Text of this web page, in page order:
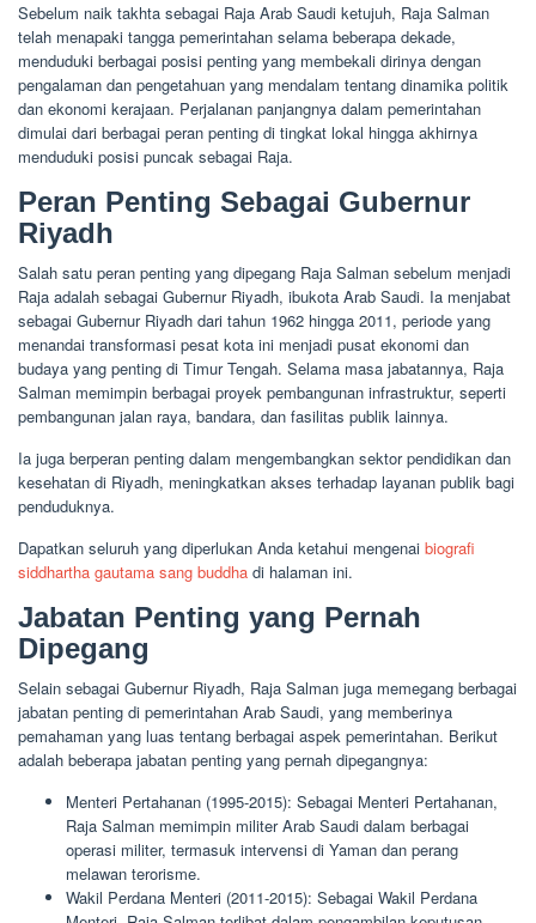
Sebelum naik takhta sebagai Raja Arab Saudi ketujuh, Raja Salman
telah menapaki tangga pemerintahan selama beberapa dekade,
menduduki berbagai posisi penting yang membekali dirinya dengan
pengalaman dan pengetahuan yang mendalam tentang dinamika politik
dan ekonomi kerajaan. Perjalanan panjangnya dalam pemerintahan
dimulai dari berbagai peran penting di tingkat lokal hingga akhirnya
menduduki posisi puncak sebagai Raja.
Peran Penting Sebagai Gubernur
Riyadh
Salah satu peran penting yang dipegang Raja Salman sebelum menjadi
Raja adalah sebagai Gubernur Riyadh, ibukota Arab Saudi. Ia menjabat
sebagai Gubernur Riyadh dari tahun 1962 hingga 2011, periode yang
menandai transformasi pesat kota ini menjadi pusat ekonomi dan
budaya yang penting di Timur Tengah. Selama masa jabatannya, Raja
Salman memimpin berbagai proyek pembangunan infrastruktur, seperti
pembangunan jalan raya, bandara, dan fasilitas publik lainnya.
Ia juga berperan penting dalam mengembangkan sektor pendidikan dan
kesehatan di Riyadh, meningkatkan akses terhadap layanan publik bagi
penduduknya.
Dapatkan seluruh yang diperlukan Anda ketahui mengenai biografi
siddhartha gautama sang buddha di halaman ini.
Jabatan Penting yang Pernah
Dipegang
Selain sebagai Gubernur Riyadh, Raja Salman juga memegang berbagai
jabatan penting di pemerintahan Arab Saudi, yang memberinya
pemahaman yang luas tentang berbagai aspek pemerintahan. Berikut
adalah beberapa jabatan penting yang pernah dipegangnya:
Menteri Pertahanan (1995-2015): Sebagai Menteri Pertahanan,
Raja Salman memimpin militer Arab Saudi dalam berbagai
operasi militer, termasuk intervensi di Yaman dan perang
melawan terorisme.
Wakil Perdana Menteri (2011-2015): Sebagai Wakil Perdana